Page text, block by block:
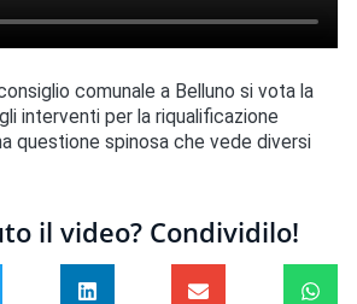
comunale a Belluno si vota la
interventi per la riqualificazione
questione spinosa che vede diversi
il video? Condividilo!